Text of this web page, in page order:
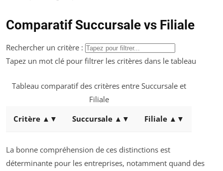
Comparatif Succursale vs Filiale
Rechercher un critère :
Tapez un mot clé pour filtrer les critères dans le tableau
Tableau comparatif des critères entre Succursale et
Filiale
Critère ▲▼
Succursale ▲▼ Filiale ▲▼
La bonne compréhension de ces distinctions est
déterminante pour les entreprises, notamment quand des